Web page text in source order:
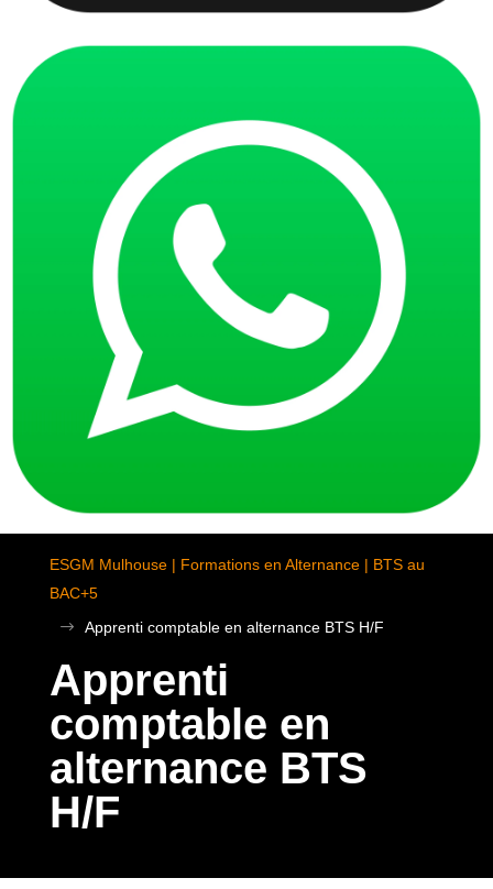
ESGM Mulhouse | Formations en Alternance | BTS au
BAC+5
$
Apprenti comptable en alternance BTS H/F
Apprenti
comptable en
alternance BTS
H/F